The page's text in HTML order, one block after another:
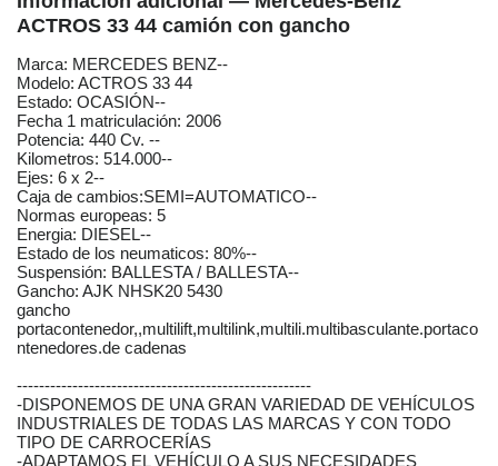
ACTROS 33 44 camión con gancho
Marca: MERCEDES BENZ--
Modelo: ACTROS 33 44
Estado: OCASIÓN--
Fecha 1 matriculación: 2006
Potencia: 440 Cv. --
Kilometros: 514.000--
Ejes: 6 x 2--
Caja de cambios:SEMI=AUTOMATICO--
Normas europeas: 5
Energia: DIESEL--
Estado de los neumaticos: 80%--
Suspensión: BALLESTA / BALLESTA--
Gancho: AJK NHSK20 5430
gancho
portacontenedor,,multilift,multilink,multili.multibasculante.portaco
ntenedores.de cadenas
-----------------------------------------------------
-DISPONEMOS DE UNA GRAN VARIEDAD DE VEHÍCULOS
INDUSTRIALES DE TODAS LAS MARCAS Y CON TODO
TIPO DE CARROCERÍAS
-ADAPTAMOS EL VEHÍCULO A SUS NECESIDADES